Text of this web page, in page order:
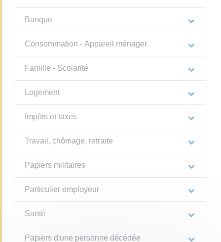
Banque
Consommation - Appareil ménager
Famille - Scolarité
Logement
Impôts et taxes
Travail, chômage, retraite
Papiers militaires
Particulier employeur
Santé
Papiers d'une personne décédée